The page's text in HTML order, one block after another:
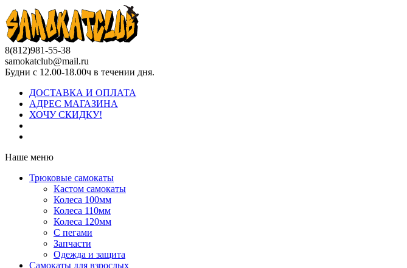
8(812)981-55-38
samokatclub@mail.ru
Будни с 12.00-18.00ч в течении дня.
ДОСТАВКА И ОПЛАТА
АДРЕС МАГАЗИНА
ХОЧУ СКИДКУ!
Наше меню
Трюковые самокаты
Кастом самокаты
Колеса 100мм
Колеса 110мм
Колеса 120мм
С пегами
Запчасти
Одежда и защита
Самокаты для взрослых